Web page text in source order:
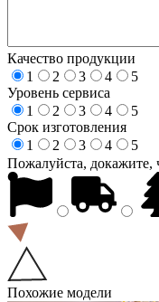
Качество продукции
1
2 3 4
5
Уровень сервиса
1
2 3 4
5
Срок изготовления
1
2 3 4
5
Пожалуйста, докажите,
Похожие модели